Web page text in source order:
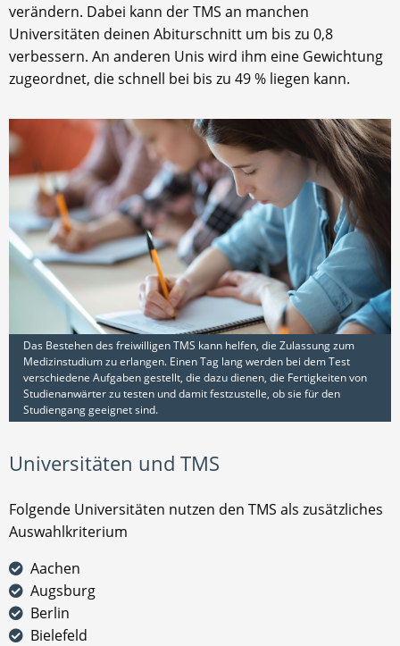
verändern. Dabei kann der TMS an manchen
Universitäten deinen Abiturschnitt um bis zu 0,8
verbessern. An anderen Unis wird ihm eine Gewichtung
zugeordnet, die schnell bei bis zu 49 % liegen kann.
Das Bestehen des freiwilligen TMS kann helfen, die Zulassung zum
Medizinstudium zu erlangen. Einen Tag lang werden bei dem Test
verschiedene Aufgaben gestellt, die dazu dienen, die Fertigkeiten von
Studienanwärter zu testen und damit festzustelle, ob sie für den
Studiengang geeignet sind.
Universitäten und TMS
Folgende Universitäten nutzen den TMS als zusätzliches
Auswahlkriterium
Aachen
Augsburg
Berlin
Bielefeld